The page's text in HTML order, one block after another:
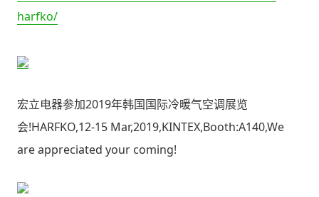
harfko/
宏立电器参加2019年韩国国际冷暖气空调展览
会!HARFKO,12-15 Mar,2019,KINTEX,Booth:A140,We
are appreciated your coming!‬